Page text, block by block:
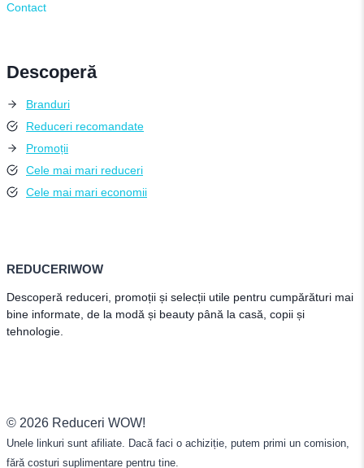
Contact
Descoperă
Branduri
Reduceri recomandate
Promoții
Cele mai mari reduceri
Cele mai mari economii
REDUCERIWOW
Descoperă reduceri, promoții și selecții utile pentru cumpărături mai
bine informate, de la modă și beauty până la casă, copii și
tehnologie.
© 2026 Reduceri WOW!
Unele linkuri sunt afiliate. Dacă faci o achiziție, putem primi un comision,
fără costuri suplimentare pentru tine.